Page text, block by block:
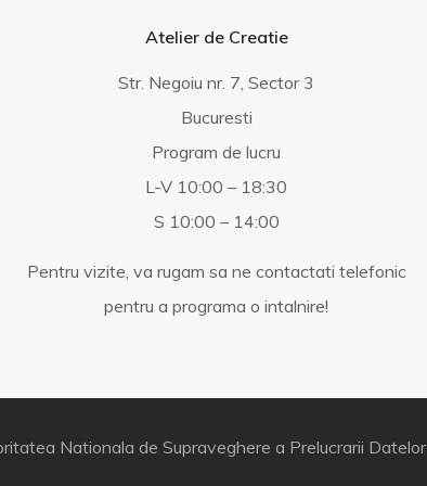
Atelier de Creatie
Str. Negoiu nr. 7, Sector 3
Bucuresti
Program de lucru
L-V 10:00 – 18:30
S 10:00 – 14:00
Pentru vizite, va rugam sa ne contactati telefonic
pentru a programa o intalnire!
Nationala de Supraveghere a Prelucrarii Datelor